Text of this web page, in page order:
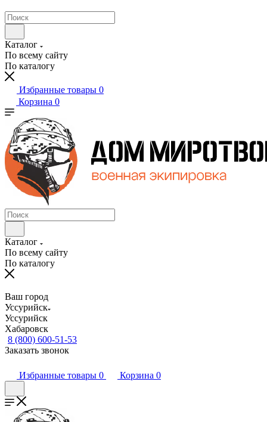
Каталог
По всему сайту
По каталогу
Избранные товары 0
Корзина 0
Каталог
По всему сайту
По каталогу
Ваш город
Уссурийск
Уссурийск
Хабаровск
8 (800) 600-51-53
Заказать звонок
Избранные товары 0 Корзина 0